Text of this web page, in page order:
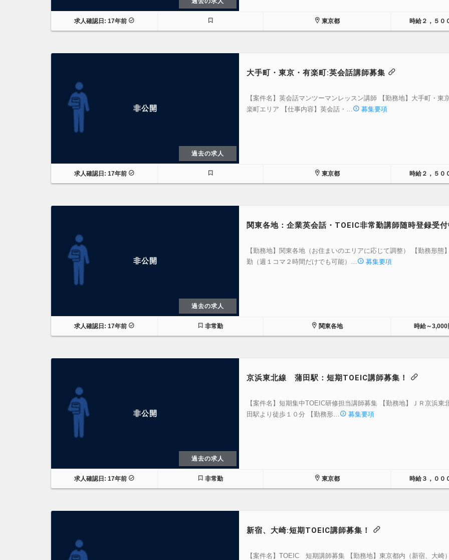
求人確認日: 17年前 東京都 時給２，５０
非公開
過去の求人
大手町・東京・有楽町:英会話講師募集
【案件名】英会話マンツーマンレッスン講師 【勤務地】大手町・東
楽町エリア 【仕事内容】英会話・…
募集要項
求人確認日: 17年前 東京都 時給２，５０
非公開
過去の求人
関東各地：企業英会話・TOEIC非常勤講師随時登録受付
【勤務地】関東各地（お住まいのエリアに応じて調整） 【勤務形態
勤（週１コマ２時間だけでも可能）…
募集要項
求人確認日: 17年前 非常勤 関東各地 時給～3,000
非公開
過去の求人
京浜東北線 蒲田駅：短期TOEIC講師募集！
【案件名】短期集中TOEIC研修担当講師募集 【勤務地】ＪＲ京浜東
田駅より徒歩１０分 【勤務形…
募集要項
求人確認日: 17年前 非常勤 東京都 時給３，００
新宿、大崎:短期TOEIC講師募集！
【案件名】TOEIC 短期講師募集 【勤務地】東京都内（新宿、大崎